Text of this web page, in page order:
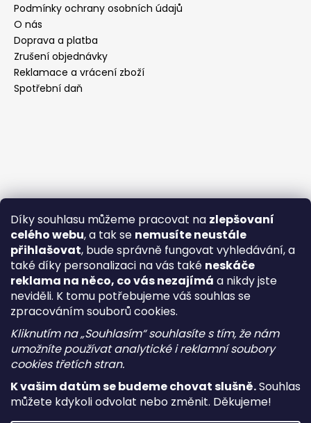
Díky souhlasu můžeme pracovat na zlepšovaní
celého webu, a tak se nemusíte neustále
přihlašovat, bude správně fungovat vyhledávání, a
také díky personalizaci na vás také neskáče
reklama na něco, co vás nezajímá a nikdy jste
neviděli. K tomu potřebujeme váš souhlas se
zpracováním souborů cookies.
Kliknutím na „Souhlasím“ souhlasíte s tím, že nám
umožníte používat analytické i reklamní soubory
cookies třetích stran.
K vašim datům se budeme chovat slušně.Souhlas
můžete kdykoli odvolat nebo změnit. Děkujeme!
Podmínky ochrany osobních údajů
O nás
Doprava a platba
Zrušení objednávky
Reklamace a vrácení zboží
Spotřební daň